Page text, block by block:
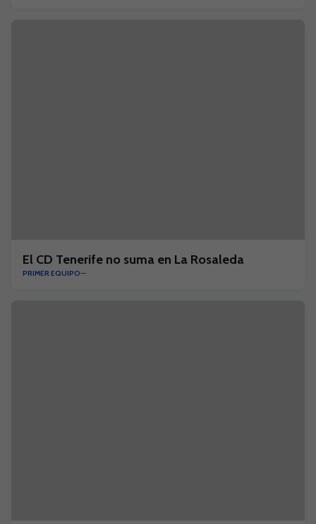
El CD Tenerife no suma en La Rosaleda
PRIMER EQUIPO